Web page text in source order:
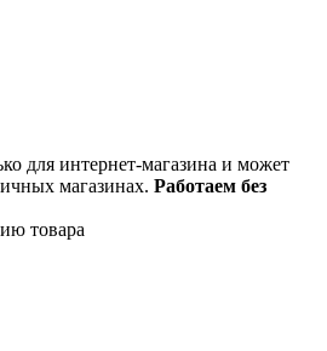
для интернет-магазина и может
магазинах. Работаем без
товара